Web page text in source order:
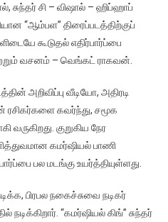
சுந்தர் சி – விஷால் – ஹிப்ஹாப்
“ஆம்பள” திரைப்படத்திற்குப்
கூடுதல் எதிர்பார்ப்பை
வசனம் – வெங்கட் ராகவன்.
அறிவிப்பு வீடியோ, அதிரடி
கவர்ந்து, சமூக
குறுகிய நேர
கமர்ஷியல் பாணி
பல மடங்கு உயர்த்தியுள்ளது.
பிரபல நகைச்சுவை நடிகர்
நடிக்கிறார். “கமர்ஷியல் கிங்” சுந்தர்